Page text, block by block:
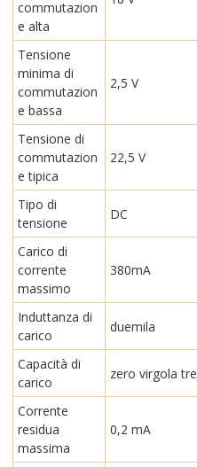
commutazion
e alta
Tensione
minima di
commutazion
e bassa
2,5 V
Tensione di
commutazion
e tipica
22,5 V
Tipo di
tensione
DC
Carico di
corrente
massimo
380mA
Induttanza di
carico
duemila
Capacità di
carico
zero virgola tre
Corrente
residua
massima
0,2 mA